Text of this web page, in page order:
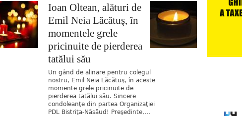
Ioan Oltean, alături de
Emil Neia Lăcătuş, în
momentele grele
pricinuite de pierderea
tatălui său
Un gând de alinare pentru colegul
nostru, Emil Neia Lăcătuş, în aceste
momente grele pricinuite de
pierderea tatălui său. Sincere
condoleanţe din partea Organizaţiei
PDL Bistriţa-Năsăud! Preşedinte,...